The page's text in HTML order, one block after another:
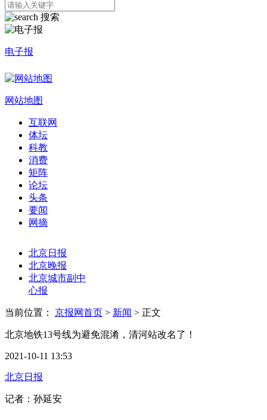
搜索
电子报
网站地图
互联网
体坛
科教
消费
矩阵
论坛
头条
要闻
网摘
北京日报
北京晚报
北京城市副中
心报
当前位置： 京报网首页 > 新闻 > 正文
北京地铁13号线为避免混淆，清河站改名了！
2021-10-11 13:53
北京日报
记者：孙延安